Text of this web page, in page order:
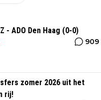
21.00 uur | AZ - ADO Den Haag (0-0)
909
zomer 2026 uit het
rij!